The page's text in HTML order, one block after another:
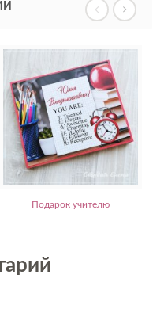
Подарок учителю